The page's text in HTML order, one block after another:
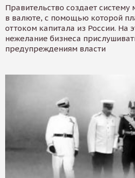
Правительство создает
в валюте, с помощью которой
оттоком капитала из России. На
нежелание бизнеса
предупреждениям власти